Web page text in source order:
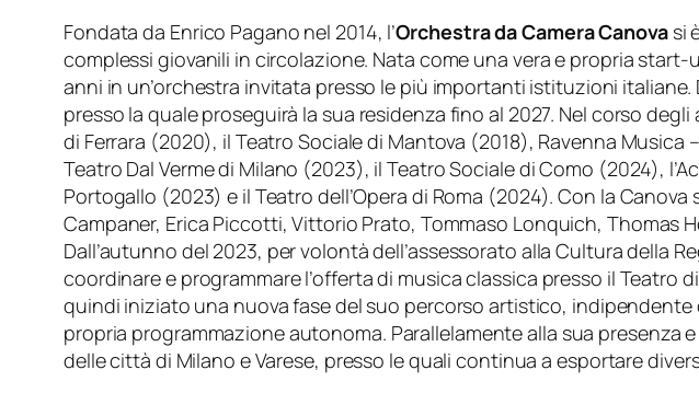
Fondata da Enrico Pagano nel 2014, l’Orchestra da Camera Canovasi
complessi giovanili in circolazione. Nata come una vera e propria
anni in un’orchestra invitata presso le più importanti istituzioni
presso la quale proseguirà la sua residenza fino al 2027. Nel corso
di Ferrara (2020), il Teatro Sociale di Mantova (2018), Ravenna
Teatro Dal Verme di Milano (2023), il Teatro Sociale di Como (2024),
Portogallo (2023) e il Teatro dell’Opera di Roma (2024). Con la
Campaner, Erica Piccotti, Vittorio Prato, Tommaso Lonquich, Thomas
Dall’autunno del 2023, per volontà dell’assessorato alla Cultura della
coordinare e programmare l’offerta di musica classica presso il Teatro
quindi iniziato una nuova fase del suo percorso artistico,
propria programmazione autonoma. Parallelamente alla sua presenza
delle città di Milano e Varese, presso le quali continua a esportare